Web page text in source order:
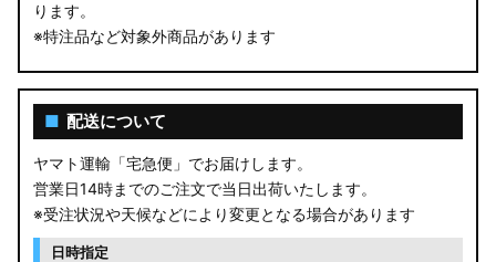
ります。
※特注品など対象外商品があります
■ 配送について
ヤマト運輸「宅急便」でお届けします。
営業日14時までのご注文で当日出荷いたします。
※受注状況や天候などにより変更となる場合があります
日時指定